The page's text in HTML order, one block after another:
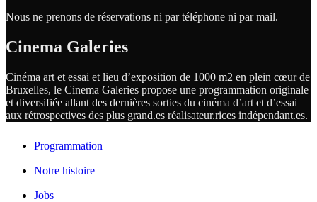
Nous ne prenons de réservations ni par téléphone ni par mail.
Cinema Galeries
Cinéma art et essai et lieu d’exposition de 1000 m2 en plein cœur de
Bruxelles, le Cinema Galeries propose une programmation originale
et diversifiée allant des dernières sorties du cinéma d’art et d’essai
aux rétrospectives des plus grand.es réalisateur.rices indépendant.es.
Programmation
Notre histoire
Jobs